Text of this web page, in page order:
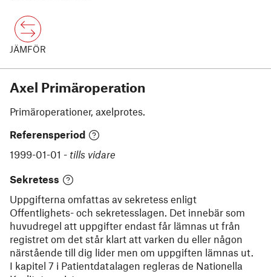
JÄMFÖR
Axel Primäroperation
Primäroperationer, axelprotes.
Referensperiod
1999-01-01 - tills vidare
Sekretess
Uppgifterna omfattas av sekretess enligt
Offentlighets- och sekretesslagen. Det innebär som
huvudregel att uppgifter endast får lämnas ut från
registret om det står klart att varken du eller någon
närstående till dig lider men om uppgiften lämnas ut.
I kapitel 7 i Patientdatalagen regleras de Nationella